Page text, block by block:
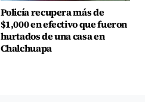
Policía recupera más de
$1,000 en efectivo que fueron
hurtados de una casa en
Chalchuapa